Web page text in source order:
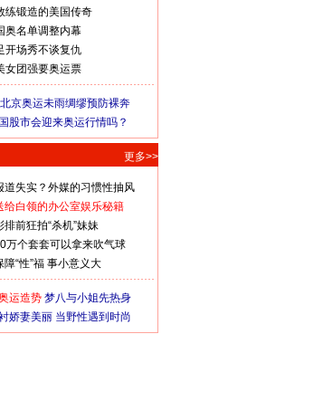
练锻造的美国传奇
奥名单调整内幕
开场秀不谈复仇
女团强要奥运票
北京奥运未雨绸缪预防裸奔
股市会迎来奥运行情吗？
更多>>
道失实？外媒的习惯性抽风
给白领的办公室娱乐秘籍
排前狂拍“杀机”妹妹
万个套套可以拿来吹气球
障“性”福 事小意义大
运造势 梦八与小姐先热身
娇妻美丽 当野性遇到时尚